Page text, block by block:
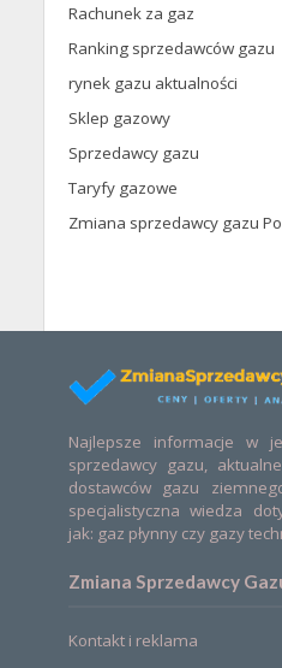
Rachunek za gaz
Ranking sprzedawców gazu
rynek gazu aktualności
Sklep gazowy
Sprzedawcy gazu
Taryfy gazowe
Zmiana sprzedawcy gazu
Najlepsze informacje w
sprzedawcy gazu,
dostawców gazu
specjalistyczna wiedza
jak: gaz płynny czy gazy
Zmiana Sprzedawcy
Kontakt i reklama